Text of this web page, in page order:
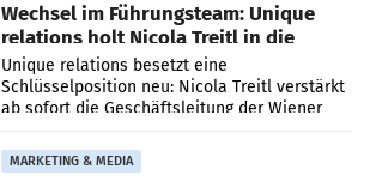
Wechsel im Führungsteam: Unique
relations holt Nicola Treitl in die
Geschäftsleitung
Unique relations besetzt eine
Schlüsselposition neu: Nicola Treitl verstärkt
ab sofort die Geschäftsleitung der Wiener
PR-Agentur an der Seite von Josef Kalina und
Anna Kalina-Mahr.
MARKETING & MEDIA